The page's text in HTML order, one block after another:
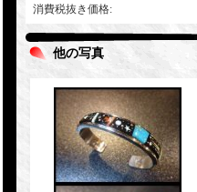
消費税抜き価格:
他の写真